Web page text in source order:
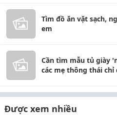
Tìm đồ ăn vặt sạch,
em
Cần tìm mẫu tủ giày
các mẹ thông thái
Được xem nhiều